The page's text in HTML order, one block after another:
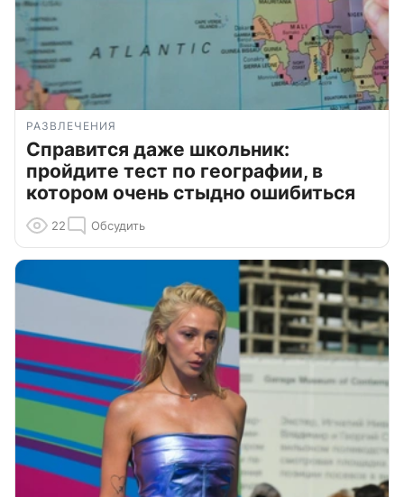
РАЗВЛЕЧЕНИЯ
Справится даже школьник:
пройдите тест по географии, в
котором очень стыдно ошибиться
22 Обсудить